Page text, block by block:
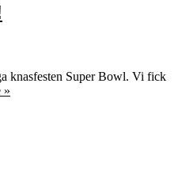
knasfesten Super Bowl. Vi fick
»